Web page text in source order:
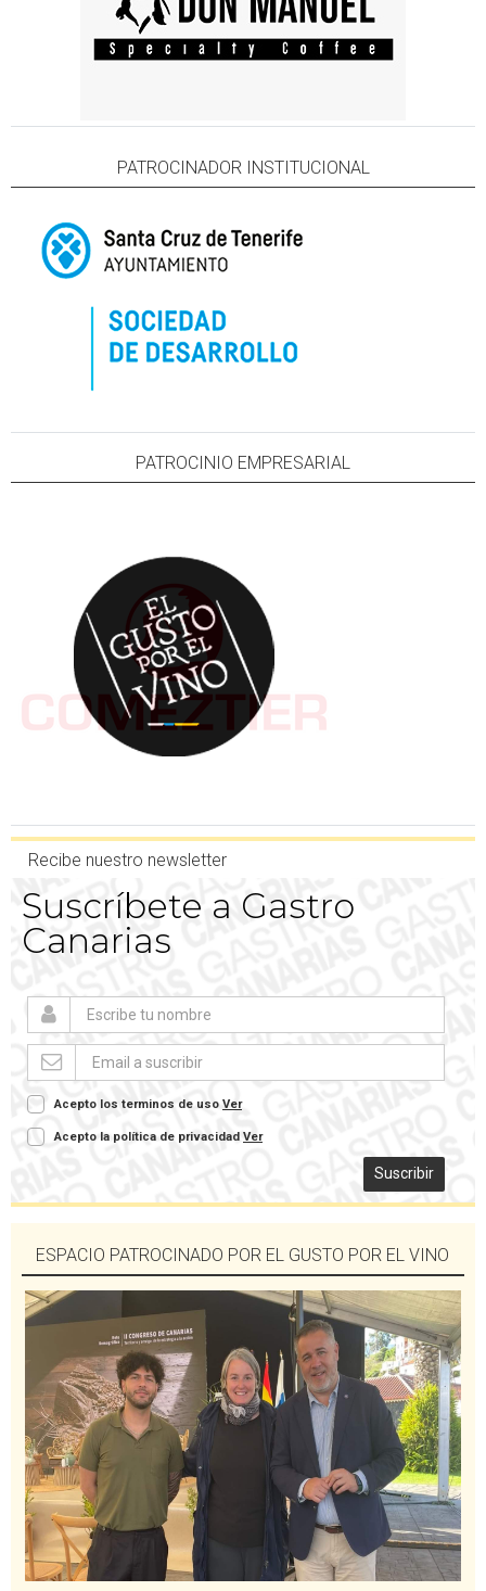
PATROCINADOR INSTITUCIONAL
PATROCINIO EMPRESARIAL
Recibe nuestro newsletter
Suscríbete a Gastro
Canarias
Acepto los terminos de uso Ver
Acepto la política de privacidad Ver
Suscribir
ESPACIO PATROCINADO POR EL GUSTO POR EL VINO